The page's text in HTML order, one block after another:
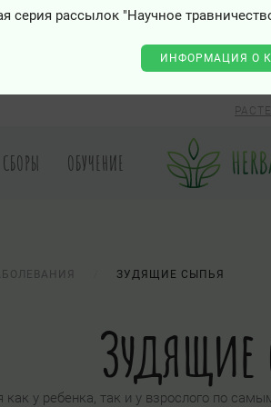
серия рассылок "Научное
ИНФОРМАЦИЯ О
СБОРЫ ОБУЧЕНИЕ
ЗУДЯЩИЕ СЫПЬЯ
Зудящие
у ребенка, так и у взрослого по